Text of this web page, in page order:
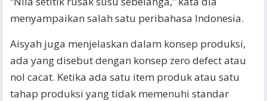
menyampaikan salah satu peribahasa Indonesia.
Aisyah juga menjelaskan dalam konsep produksi,
ada yang disebut dengan konsep zero defect atau
nol cacat. Ketika ada satu item produk atau satu
tahap produksi yang tidak memenuhi standar